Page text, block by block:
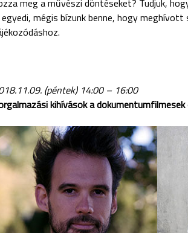
meg a művészi döntéseket? Tudjuk,
mégis bízunk benne, hogy
(péntek) 14:00 – 16:00
kihívások a